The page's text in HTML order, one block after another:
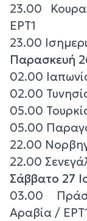
23.00
ΕΡΤ1
23.00
Παρασκευή
02.00
02.00
05.00
05.00
22.00
22.00
Σάββατο 27
03.00
Αραβία /